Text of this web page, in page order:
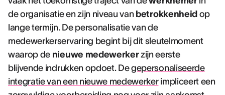
de organisatie en zijn niveau van betrokkenheid op
lange termijn. De personalisatie van de
medewerkerservaring begint bij dit sleutelmoment
waarop de nieuwe medewerkerzijn eerste
blijvende indrukken opdoet. Degepersonaliseerde
integratie van een nieuwe medewerkerimpliceert een